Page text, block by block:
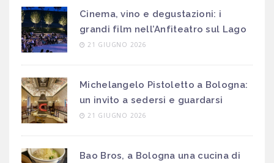
Cinema, vino e degustazioni: i
grandi film nell’Anfiteatro sul Lago
21 GIUGNO 2026
Michelangelo Pistoletto a Bologna:
un invito a sedersi e guardarsi
21 GIUGNO 2026
Bao Bros, a Bologna una cucina di